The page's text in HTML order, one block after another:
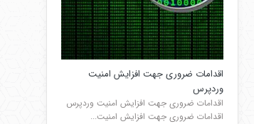
اقدامات ضروری جهت افزایش امنیت
وردپرس
اقدامات ضروری جهت افزایش امنیت وردپرس
اقدامات ضروری جهت افزایش امنیت...